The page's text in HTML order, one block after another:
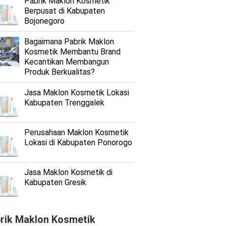
Berpusat di Kabupaten
Bojonegoro
Bagaimana Pabrik Maklon
Kosmetik Membantu Brand
Kecantikan Membangun
Produk Berkualitas?
Jasa Maklon Kosmetik Lokasi
Kabupaten Trenggalek
Perusahaan Maklon Kosmetik
Lokasi di Kabupaten Ponorogo
Jasa Maklon Kosmetik di
Kabupaten Gresik
Maklon Kosmetik